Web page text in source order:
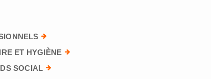
ET HYGIÈNE
SOCIAL